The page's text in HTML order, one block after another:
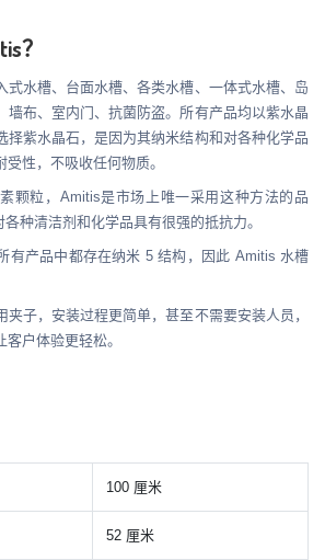
？
式水槽、台面水槽、各类水槽、一体式水槽、岛
墙布、室内门、抗菌防盗。所有产品均以紫水晶
择紫水晶石，是因为其纳米结构和对各种化学品
性，不吸收任何物质。
颗粒，Amitis是市场上唯一采用这种方法的品
种清洁剂和化学品具有很强的抵抗力。
有产品中都存在纳米 5 结构，因此 Amitis 水槽
夹子，安装过程更简单，甚至不需要安装人员，
户体验更轻松。
100 厘米
52 厘米